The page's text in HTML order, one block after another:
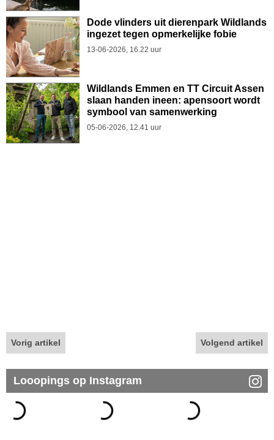
Dode vlinders uit dierenpark Wildlands
ingezet tegen opmerkelijke fobie
13-06-2026, 16.22 uur
Wildlands Emmen en TT Circuit Assen
slaan handen ineen: apensoort wordt
symbool van samenwerking
05-06-2026, 12.41 uur
Vorig artikel Volgend artikel
Looopings op Instagram